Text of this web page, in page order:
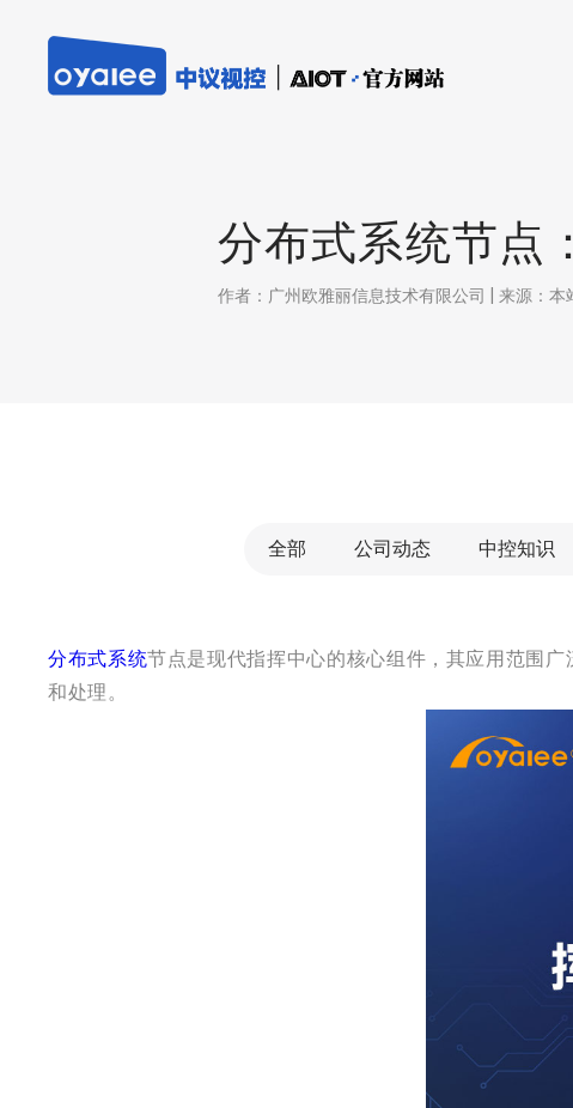
分布式系统节点
作者：广州欧雅丽信息技术有限公司 | 来源：
全部 公司动态 中控知识
分布式系统节点是现代指挥中心的核心组件，其应用范围
和处理。